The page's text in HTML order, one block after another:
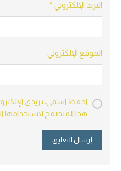
البريد الإلكتروني *
الموقع الإلكتروني
احفظ اسمي، بريدي
هذا المتصفح لاستخدامها